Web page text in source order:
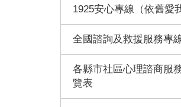
1925安心專線（依舊愛
全國諮詢及救援服務專
各縣市社區心理諮商服
覽表